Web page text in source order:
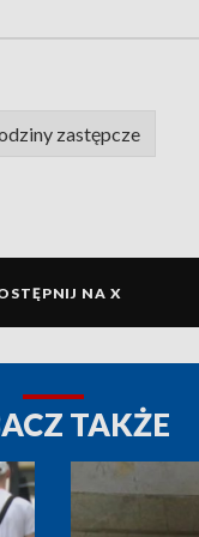
zastępcze
NA X
TAKŻE